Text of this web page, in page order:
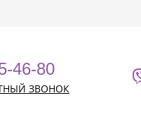
46-80
ЗВОНОК